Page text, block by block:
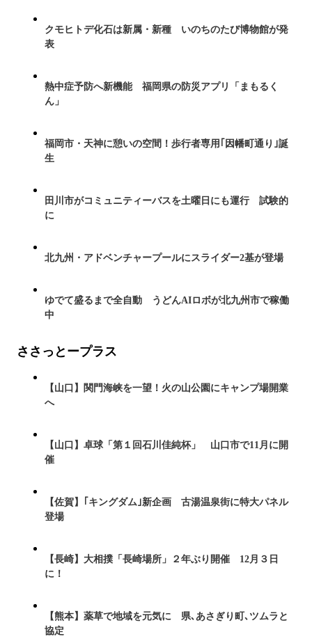
クモヒトデ化石は新属・新種 いのちのたび博物館が発
表
熱中症予防へ新機能 福岡県の防災アプリ「まもるく
ん」
福岡市・天神に憩いの空間！歩行者専用｢因幡町通り｣誕
生
田川市がコミュニティーバスを土曜日にも運行 試験的
に
北九州・アドベンチャープールにスライダー2基が登場
ゆでて盛るまで全自動 うどんAIロボが北九州市で稼働
中
ささっとープラス
【山口】関門海峡を一望！火の山公園にキャンプ場開業
へ
【山口】卓球「第１回石川佳純杯」 山口市で11月に開
催
【佐賀】｢キングダム｣新企画 古湯温泉街に特大パネル
登場
【長崎】大相撲「長崎場所」２年ぶり開催 12月３日
に！
【熊本】薬草で地域を元気に 県､あさぎり町､ツムラと
協定